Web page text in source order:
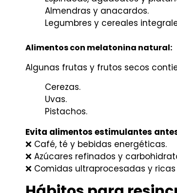
Almendras y anacardos.
Legumbres y cereales
Alimentos con melatonina natural:
Algunas frutas y frutos secos
Cerezas.
Uvas.
Pistachos.
Evita alimentos estimulantes
❌ Café, té y bebidas energéticas.
❌ Azúcares refinados y
❌ Comidas ultraprocesadas y